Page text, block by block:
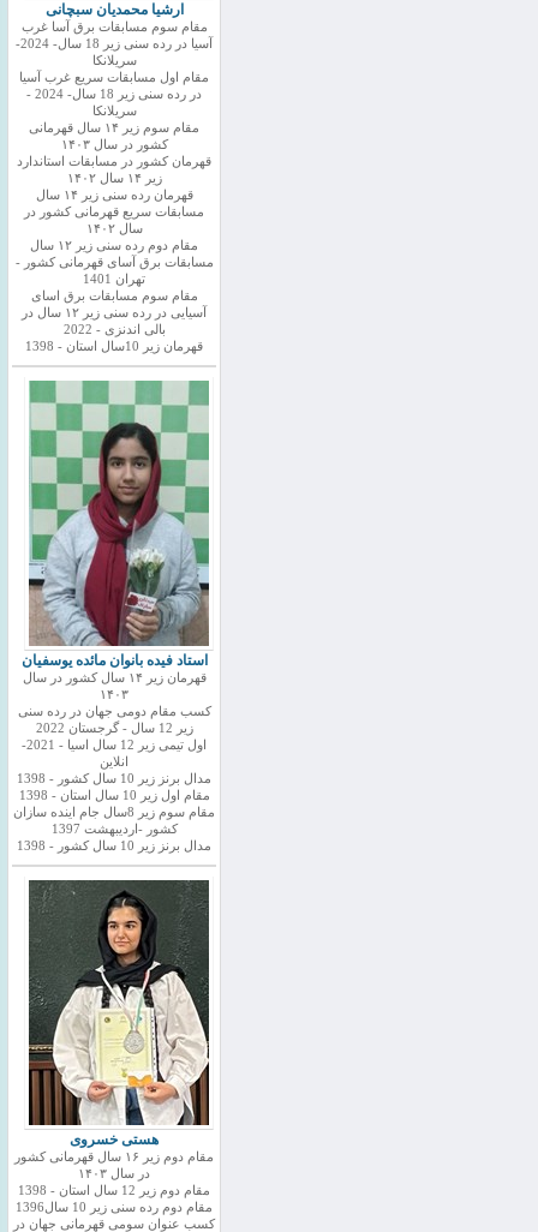
ارشیا محمدیان سبچانی
مقام سوم مسابقات برق آسا غرب
آسیا در رده سنی زیر 18 سال- 2024-
سریلانکا
مقام اول مسابقات سریع غرب آسیا
در رده سنی زیر 18 سال- 2024 -
سریلانکا
مقام سوم زیر ۱۴ سال قهرمانی
کشور در سال ۱۴۰۳
قهرمان کشور در مسابقات استاندارد
زیر ۱۴ سال ۱۴۰۲
قهرمان رده سنی زیر ۱۴ سال
مسابقات سریع قهرمانی کشور در
سال ۱۴۰۲
مقام دوم رده سنی زیر ۱۲ سال
مسابقات برق آسای قهرمانی کشور -
تهران 1401
مقام سوم مسابقات برق اسای
آسیایی در رده سنی زیر ۱۲ سال در
بالی اندنزی - 2022
قهرمان زیر 10سال استان - 1398
استاد فیده بانوان مائده یوسفیان
قهرمان زیر ۱۴ سال کشور در سال
۱۴۰۳
کسب مقام دومی جهان در رده سنی
زیر 12 سال - گرجستان 2022
اول تیمی زیر 12 سال اسیا - 2021-
انلاین
مدال برنز زیر 10 سال کشور - 1398
مقام اول زیر 10 سال استان - 1398
مقام سوم زیر 8سال جام اینده سازان
کشور -اردیبهشت 1397
مدال برنز زیر 10 سال کشور - 1398
هستی خسروی
مقام دوم زیر ۱۶ سال قهرمانی کشور
در سال ۱۴۰۳
مقام دوم زیر 12 سال استان - 1398
مقام دوم رده سنی زیر 10 سال1396
کسب عنوان سومی قهرمانی جهان در